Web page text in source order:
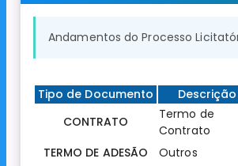
Andamentos do Processo
Tipo de Documento Descrição
CONTRATO
Termo de
Contrato
TERMO DE ADESÃO Outros